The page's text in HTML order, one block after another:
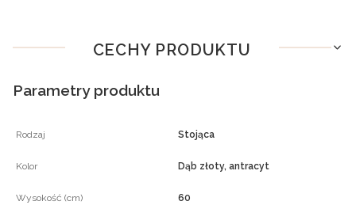
CECHY PRODUKTU
Parametry produktu
Rodzaj Stojąca
Kolor Dąb złoty, antracyt
Wysokość (cm) 60